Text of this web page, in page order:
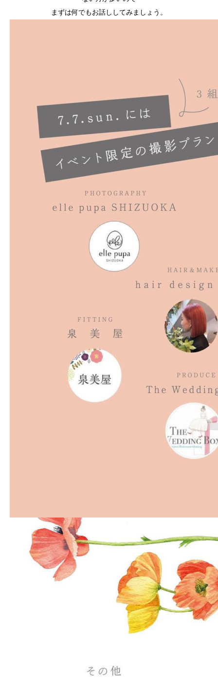
まずは何でもお話ししてみましょう。